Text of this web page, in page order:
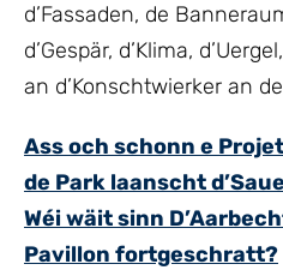
d’Fassaden, de
d’Gespär, d’Klima,
an d’Konschtwierker an
Ass och schonn e
de Park laanscht
Wéi wäit sinn
Pavillon fortgeschratt?